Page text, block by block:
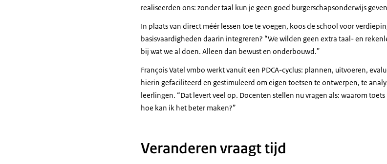
realiseerden ons: zonder taal kun je geen goed burgerschapsonderwijs
In plaats van direct méér lessen toe te voegen, koos de school voor
basisvaardigheden daarin integreren? “We wilden geen extra taal- en
bij wat we al doen. Alleen dan bewust en onderbouwd.”
François Vatel vmbo werkt vanuit een PDCA-cyclus: plannen, uitvoeren,
hierin gefaciliteerd en gestimuleerd om eigen toetsen te ontwerpen, te
leerlingen. “Dat levert veel op. Docenten stellen nu vragen als: waarom
hoe kan ik het beter maken?”
Veranderen vraagt tijd